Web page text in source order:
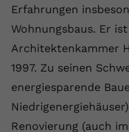
Erfahrungen
Wohnungsbaus. Er
Architektenkammer
1997. Zu seinen
energiesparende
Renovierung (auch
Zweck
Daten